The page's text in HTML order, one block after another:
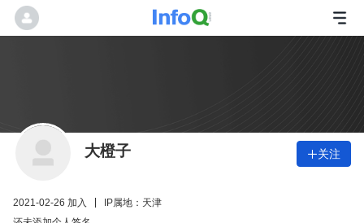
大橙子 关注
2021-02-26 加入
IP属地：天津